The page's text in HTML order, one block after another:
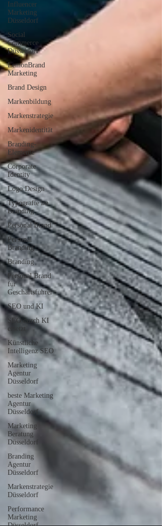
Influencer
Marketing
Düsseldorf
Social
Commerce
Düsseldorf
LemonBrand
Marketing
Brand Design
Markenbildung
Markenstrategie
Markenidentität
Branding-
Elemente
Corporate
Identity
Logo Design
Typografie im
Branding
Personal Brand
Personal
Branding
Branding
Personal Brand
für
Geschäftsführer
SEO und KI
SEO durch KI
ersetzt
Künstliche
Intelligenz SEO
Marketing
Agentur
Düsseldorf
beste Marketing
Agentur
Düsseldorf
Marketing
Beratung
Düsseldorf
Branding
Agentur
Düsseldorf
Markenstrategie
Düsseldorf
Performance
Marketing